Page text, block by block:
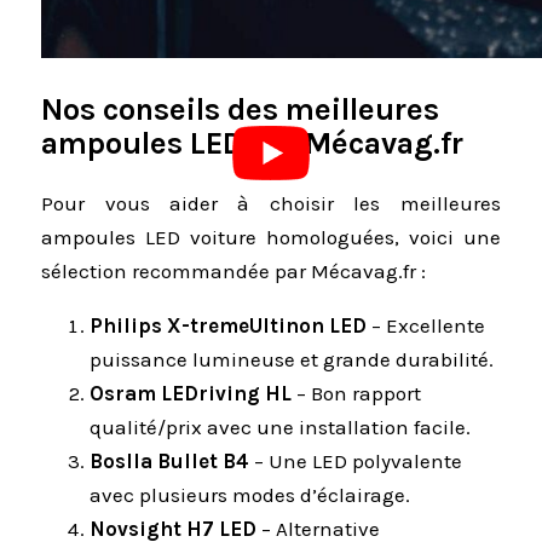
Nos conseils des meilleures
ampoules LED par Mécavag.fr
Pour vous aider à choisir les meilleures
ampoules LED voiture homologuées, voici une
sélection recommandée par Mécavag.fr :
Philips X-tremeUltinon LED – Excellente
puissance lumineuse et grande durabilité.
Osram LEDriving HL – Bon rapport
qualité/prix avec une installation facile.
Boslla Bullet B4 – Une LED polyvalente
avec plusieurs modes d’éclairage.
Novsight H7 LED – Alternative